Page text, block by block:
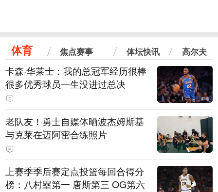
体育 焦点赛事 体坛快讯 高尔夫
卡森·华莱士：我的总冠军经历很棒
很多优秀球员一生没进过总决
老队友！勇士自媒体晒波杰姆斯基
与克莱在迈阿密合练照片
上赛季季后赛定点投篮每回合得分
榜：八村塁第一 唐斯第三 OG第六